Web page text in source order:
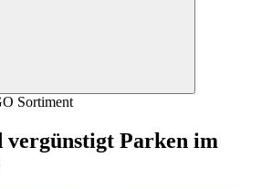
Sortiment
vergünstigt Parken im